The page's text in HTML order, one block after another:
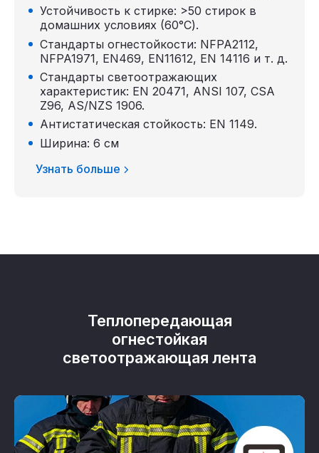
Устойчивость к стирке: >50 стирок в
домашних условиях (60°C).
Стандарты огнестойкости: NFPA2112,
NFPA1971, EN469, EN11612, EN 14116 и т. д.
Стандарты светоотражающих
характеристик: EN 20471, ANSI 107, CSA
Z96, AS/NZS 1906.
Антистатическая стойкость: EN 1149.
Ширина: 6 см
Узнать больше
Теплопередающая
огнестойкая
светоотражающая лента